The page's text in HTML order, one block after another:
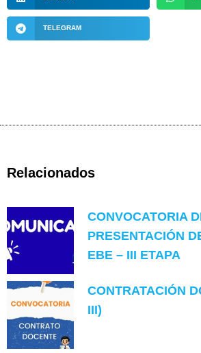
TELEGRAM
Relacionados
CONVOCATORIA
PRESENTACIÓN
EBE – III ETAPA
CONTRATACIÓN
III)